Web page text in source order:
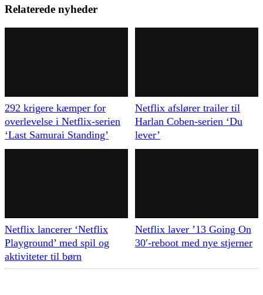
Relaterede nyheder
292 krigere kæmper for
overlevelse i Netflix-serien
‘Last Samurai Standing’
Netflix afslører trailer til
Harlan Coben-serien ‘Du
lever’
Netflix lancerer ‘Netflix
Playground’ med spil og
aktiviteter til børn
Netflix laver ’13 Going On
30′-reboot med nye stjerner